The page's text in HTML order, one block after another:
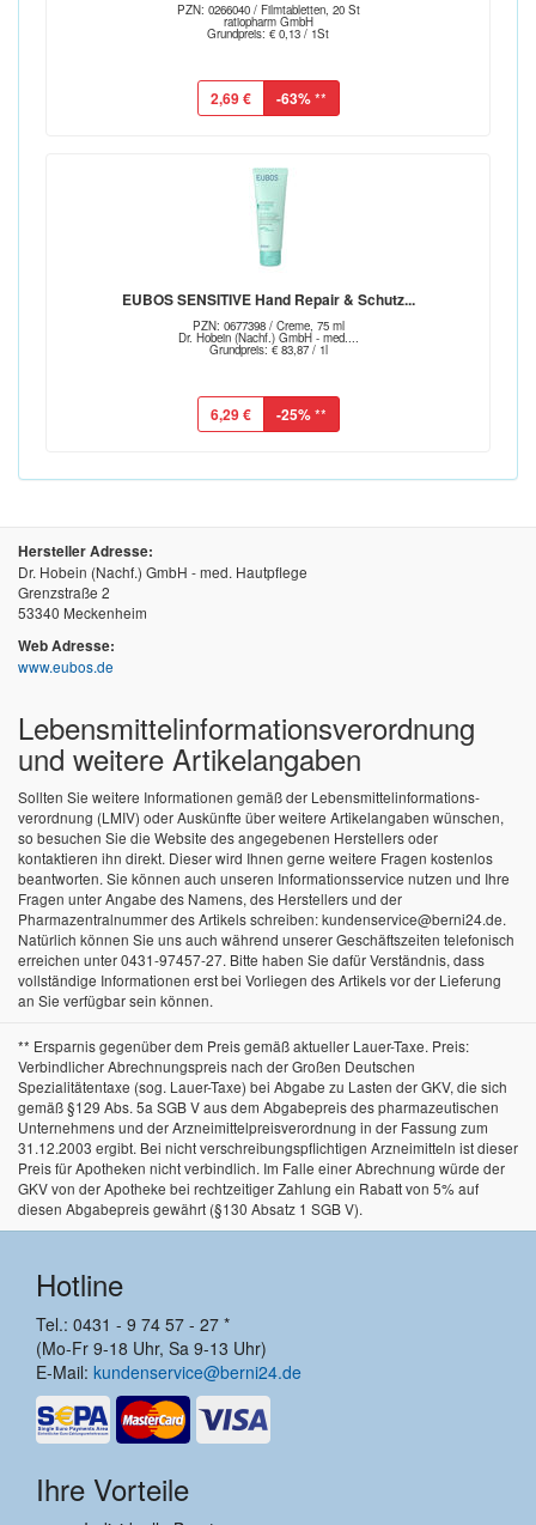
PZN: 0266040 / Filmtabletten, 20 St
ratiopharm GmbH
Grundpreis: € 0,13 / 1St
2,69 € -63%**
EUBOS SENSITIVE Hand Repair & Schutz...
PZN: 0677398 / Creme, 75 ml
Dr. Hobein (Nachf.) GmbH - med....
Grundpreis: € 83,87 / 1l
6,29 € -25%**
Hersteller Adresse:
Dr. Hobein (Nachf.) GmbH - med. Hautpflege
Grenzstraße 2
53340 Meckenheim
Web Adresse:
www.eubos.de
Lebensmittel­informations­verordnung
und weitere Artikelangaben
Sollten Sie weitere Informationen gemäß der Lebensmittel­informations­
verordnung (LMIV) oder Auskünfte über weitere Artikelangaben wünschen,
so besuchen Sie die Website des angegebenen Herstellers oder
kontaktieren ihn direkt. Dieser wird Ihnen gerne weitere Fragen kostenlos
beantworten. Sie können auch unseren Informationsservice nutzen und Ihre
Fragen unter Angabe des Namens, des Herstellers und der
Pharmazentralnummer des Artikels schreiben: kundenservice@berni24.de.
Natürlich können Sie uns auch während unserer Geschäftszeiten telefonisch
erreichen unter 0431-97457-27. Bitte haben Sie dafür Verständnis, dass
vollständige Informationen erst bei Vorliegen des Artikels vor der Lieferung
an Sie verfügbar sein können.
** Ersparnis gegenüber dem Preis gemäß aktueller Lauer-Taxe. Preis:
Verbindlicher Abrechnungspreis nach der Großen Deutschen
Spezialitätentaxe (sog. Lauer-Taxe) bei Abgabe zu Lasten der GKV, die sich
gemäß §129 Abs. 5a SGB V aus dem Abgabepreis des pharmazeutischen
Unternehmens und der Arzneimittelpreisverordnung in der Fassung zum
31.12.2003 ergibt. Bei nicht verschreibungspflichtigen Arzneimitteln ist dieser
Preis für Apotheken nicht verbindlich. Im Falle einer Abrechnung würde der
GKV von der Apotheke bei rechtzeitiger Zahlung ein Rabatt von 5% auf
diesen Abgabepreis gewährt (§130 Absatz 1 SGB V).
Hotline
Tel.: 0431 - 9 74 57 - 27 *
(Mo-Fr 9-18 Uhr, Sa 9-13 Uhr)
E-Mail: kundenservice@berni24.de
Ihre Vorteile